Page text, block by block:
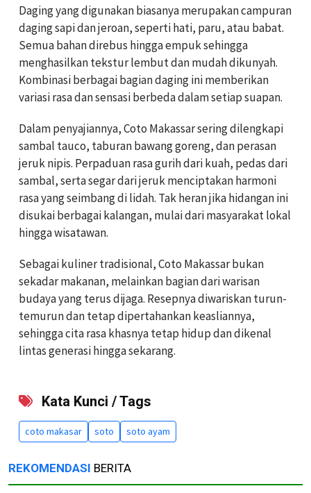
Daging yang digunakan biasanya merupakan campuran
daging sapi dan jeroan, seperti hati, paru, atau babat.
Semua bahan direbus hingga empuk sehingga
menghasilkan tekstur lembut dan mudah dikunyah.
Kombinasi berbagai bagian daging ini memberikan
variasi rasa dan sensasi berbeda dalam setiap suapan.
Dalam penyajiannya, Coto Makassar sering dilengkapi
sambal tauco, taburan bawang goreng, dan perasan
jeruk nipis. Perpaduan rasa gurih dari kuah, pedas dari
sambal, serta segar dari jeruk menciptakan harmoni
rasa yang seimbang di lidah. Tak heran jika hidangan ini
disukai berbagai kalangan, mulai dari masyarakat lokal
hingga wisatawan.
Sebagai kuliner tradisional, Coto Makassar bukan
sekadar makanan, melainkan bagian dari warisan
budaya yang terus dijaga. Resepnya diwariskan turun-
temurun dan tetap dipertahankan keasliannya,
sehingga cita rasa khasnya tetap hidup dan dikenal
lintas generasi hingga sekarang.
Kata Kunci / Tags
coto makasar soto soto ayam
REKOMENDASI BERITA